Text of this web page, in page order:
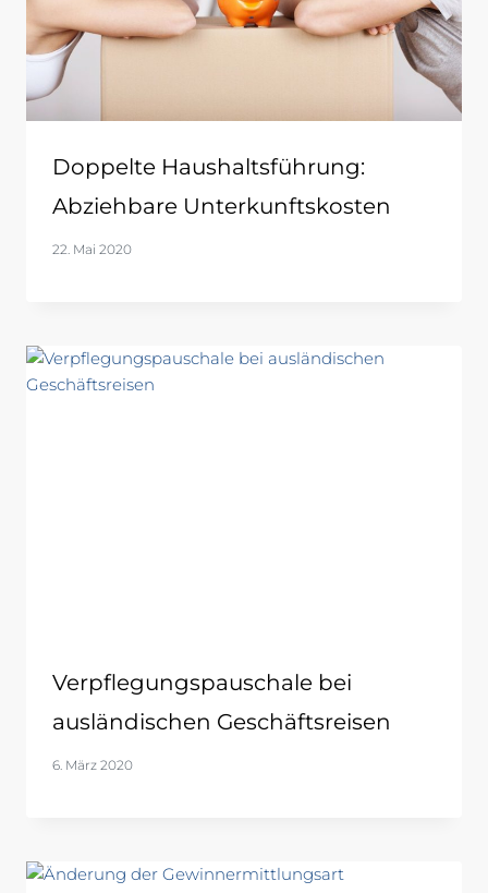
Doppelte Haushaltsführung:
Abziehbare Unterkunftskosten
22. Mai 2020
Verpflegungspauschale bei
ausländischen Geschäftsreisen
6. März 2020